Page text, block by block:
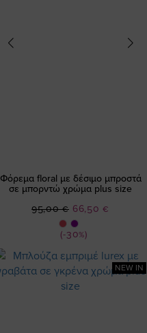
Φόρεμα floral με δέσιμο μπροστά
σε μπορντώ χρώμα plus size
(-30%)
Ειδική
Τιμή
66,50 €
95,00 €
NEW IN